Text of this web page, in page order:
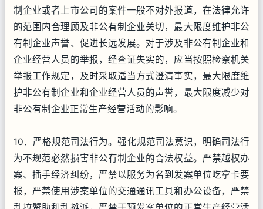
制企业或者上市公司的案件一般不对外报道，在法律允许
的范围内合理顾及非公有制企业关切，最大限度维护非公
有制企业声誉、促进长远发展。对于涉及非公有制企业和
企业经营人员的举报，经查证失实的，应当按照检察机关
举报工作规定，及时采取适当方式澄清事实，最大限度维
护非公有制企业和企业经营人员的声誉，最大限度减少对
非公有制企业正常生产经营活动的影响。
10．严格规范司法行为。强化规范司法意识，明确司法行
为不规范必然损害非公有制企业的合法权益。严禁越权办
案、插手经济纠纷，严禁以服务为名到发案单位吃拿卡要
报，严禁使用涉案单位的交通通讯工具和办公设备，严禁